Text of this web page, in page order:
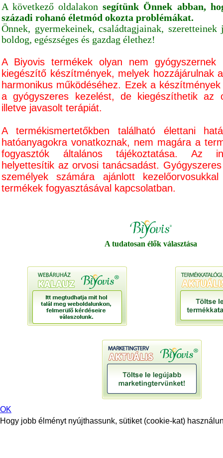
A következő oldalakonsegítünk Önnek abban,
századi rohanó életmód okozta problémákat.
Önnek, gyermekeinek, családtagjainak,
boldog, egészséges és gazdag élethez!
A Biyovis termékek olyan nem gyógyszernek
kiegészítő készítmények, melyek hozzájárulnak
harmonikus működéséhez. Ezek a
a gyógyszeres kezelést, de kiegészíthetik az
illetve javasolt terápiát.
A termékismertetőkben található élettani
hatóanyagokra vonatkoznak, nem magára a
fogyasztók általános tájékoztatása. Az
helyettesítik az orvosi tanácsadást.
személyek számára ajánlott
termékek fogyasztásával kapcsolatban.
A tudatosan élők választása
OK
Hogy jobb élményt nyújthassunk, sütiket (cookie-kat)